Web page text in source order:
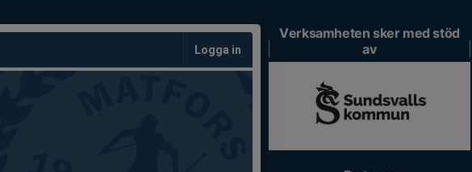
Logga in
Verksamheten sker med stöd
av